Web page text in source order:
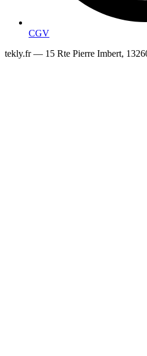
CGV
tekly.fr — 15 Rte Pierre Imbert,